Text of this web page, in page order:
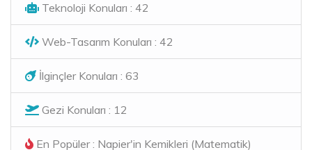
Teknoloji Konuları : 42
Web-Tasarım Konuları : 42
İlginçler Konuları : 63
Gezi Konuları : 12
En Popüler : Napier'in Kemikleri (Matematik)